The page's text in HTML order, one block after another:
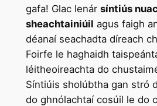
gafa! Glac lenár síntiús
sheachtainiúil agus faigh
déanaí seachadta díreach
Foirfe le haghaidh
léitheoireachta do
Síntiúis sholúbtha gan stró
do ghnólachtaí cosúil le do